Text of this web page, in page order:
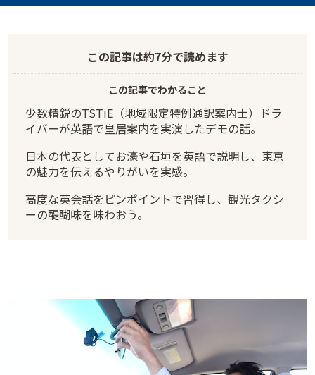
この記事は約7分で読めます
この記事でわかること
少数精鋭のTSTiE（地域限定特例通訳案内士）ドラ
イバーが英語で皇居案内を実演したデモの話。
日本の代表としてお濠や石垣を英語で説明し、東京
の魅力を伝えるやりがいを実感。
高度な英会話をピンポイントで習得し、観光タクシ
ーの醍醐味を味わおう。